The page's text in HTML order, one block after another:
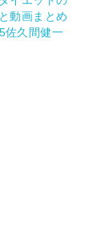
動画まとめ
佐久間健一